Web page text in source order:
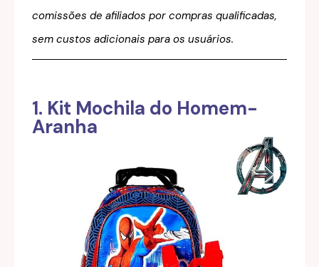
comissões de afiliados por compras qualificadas,
sem custos adicionais para os usuários.
1. Kit Mochila do Homem-
Aranha